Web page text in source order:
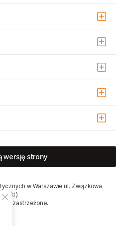
wersję strony
w Warszawie ul. Związkowa
)
zastrzeżone.